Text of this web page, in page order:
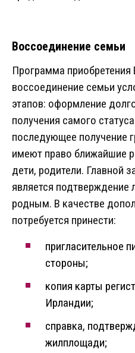
Воссоединение семьи
Программа
воссоединение семьи
этапов: оформление
получения самого
последующее получение
имеют право ближайшие
дети, родители. Главной
является подтверждение
родным. В качестве
потребуется принести:
пригласительное
стороны;
копия карты
Ирландии;
справка,
жилплощади;